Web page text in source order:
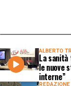
ALBERTO
La
le nuove
interne”
REDAZIONE